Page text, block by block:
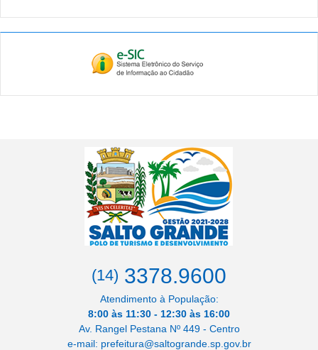
(14) 3378.9600
Atendimento à População:
8:00 às 11:30 - 12:30 às 16:00
Av. Rangel Pestana Nº 449 - Centro
e-mail: prefeitura@saltogrande.sp.gov.br